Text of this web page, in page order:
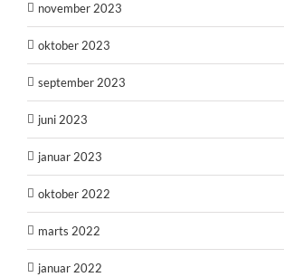
november 2023
oktober 2023
september 2023
juni 2023
januar 2023
oktober 2022
marts 2022
januar 2022